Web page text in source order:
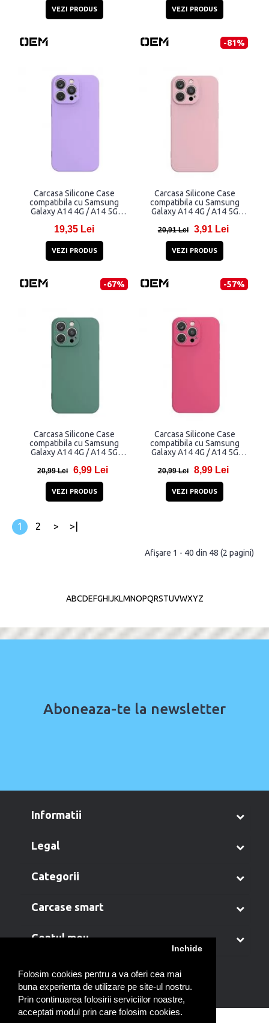
Folosim cookies pentru a va oferi cea mai
buna experienta de utilizare pe site-ul nostru.
Prin continuarea folosirii serviciilor noastre,
acceptati modul prin care folosim cookies.
Inchide
VEZI PRODUS VEZI PRODUS
Carcasa Silicone Case
compatibila cu Samsung
Galaxy A14 4G / A14 5G
19,35 Lei
VEZI PRODUS
-81%
Carcasa Silicone Case
compatibila cu Samsung
Galaxy A14 4G / A14 5G
20,91 Lei 3,91 Lei
VEZI PRODUS
-67%
Carcasa Silicone Case
compatibila cu Samsung
Galaxy A14 4G / A14 5G
20,99 Lei 6,99 Lei
VEZI PRODUS
-57%
Carcasa Silicone Case
compatibila cu Samsung
Galaxy A14 4G / A14 5G
20,99 Lei 8,99 Lei
VEZI PRODUS
1 2 > >|
Afişare 1 - 40 din 48 (2 pagini)
ABCDEFGHIJKLMNOPQRSTUVWXYZ
Aboneaza-te la newsletter
informatii
legal
categorii
carcase smart
contul meu